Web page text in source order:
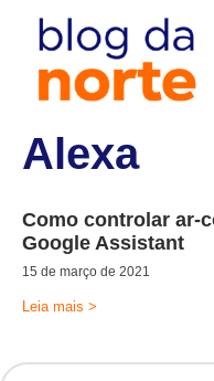
Alexa
Como controlar ar-
Google Assistant
15 de março de 2021
Leia mais >